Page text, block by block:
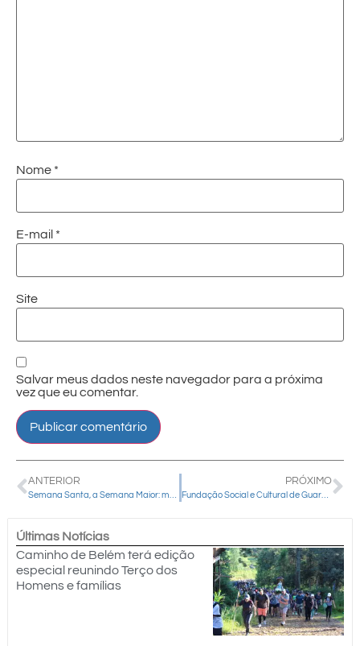
Nome *
E-mail *
Site
Salvar meus dados neste navegador para a próxima
vez que eu comentar.
ANTERIOR PRÓXIMO
Fundação Social e Cultural de Guarapuava conclui o primeiro curso do Projeto Nutrindo a Vida
Últimas Notícias
Caminho de Belém terá edição
especial reunindo Terço dos
Homens e famílias